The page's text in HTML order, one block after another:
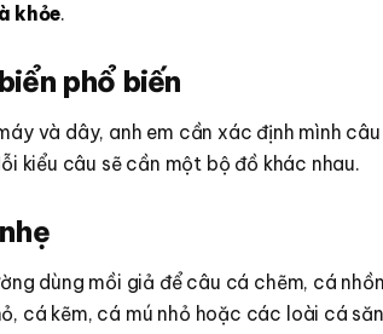
khỏe.
phổ biến
và dây, anh em cần xác định mình câu
kiểu câu sẽ cần một bộ đồ khác nhau.
dùng mồi giả để câu cá chẽm, cá
cá kẽm, cá mú nhỏ hoặc các loài cá săn